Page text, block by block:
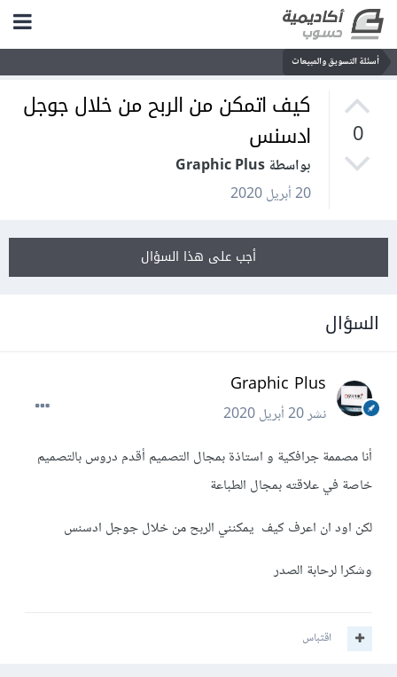
أسئلة التسويق والمبيعات
0
كيف اتمكن من الربح من خلال جوجل
ادسنس
بواسطة Graphic Plus
20 أبريل 2020
أجب على هذا السؤال
السؤال
Graphic Plus
نشر20 أبريل 2020
أنا مصممة جرافكية و استاذة بمجال التصميم أقدم دروس بالتصميم
خاصة في علاقته بمجال الطباعة
لكن اود ان اعرف كيف يمكنني الربح من خلال جوجل ادسنس
وشكرا لرحابة الصدر
اقتباس